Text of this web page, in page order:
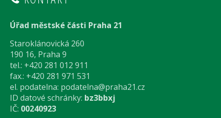
Úřad městské části Praha 21
Staroklánovická 260
190 16, Praha 9
tel.: +420 281 012 911
fax.: +420 281 971 531
el. podatelna: podatelna@praha21.cz
ID datové schránky: bz3bbxj
IČ: 00240923